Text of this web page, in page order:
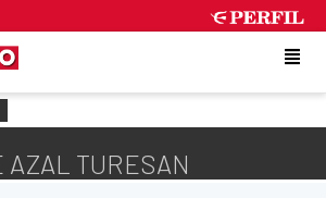
AZAL TURESAN